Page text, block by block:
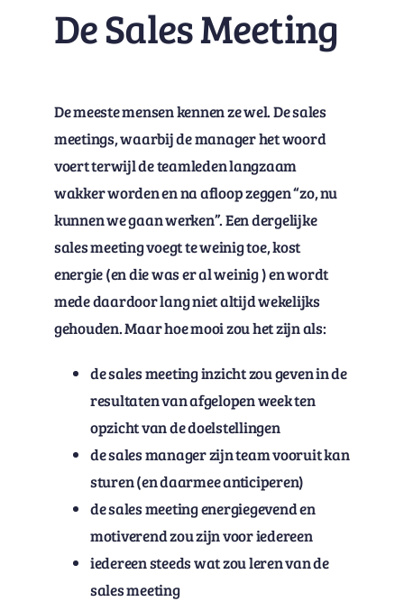
De Sales Meeting
De meeste mensen kennen ze wel. De sales
meetings, waarbij de manager het woord
voert terwijl de teamleden langzaam
wakker worden en na afloop zeggen “zo, nu
kunnen we gaan werken”. Een dergelijke
sales meeting voegt te weinig toe, kost
energie (en die was er al weinig ) en wordt
mede daardoor lang niet altijd wekelijks
gehouden. Maar hoe mooi zou het zijn als:
de sales meeting inzicht zou geven in de
resultaten van afgelopen week ten
opzicht van de doelstellingen
de sales manager zijn team vooruit kan
sturen (en daarmee anticiperen)
de sales meeting energiegevend en
motiverend zou zijn voor iedereen
iedereen steeds wat zou leren van de
sales meeting